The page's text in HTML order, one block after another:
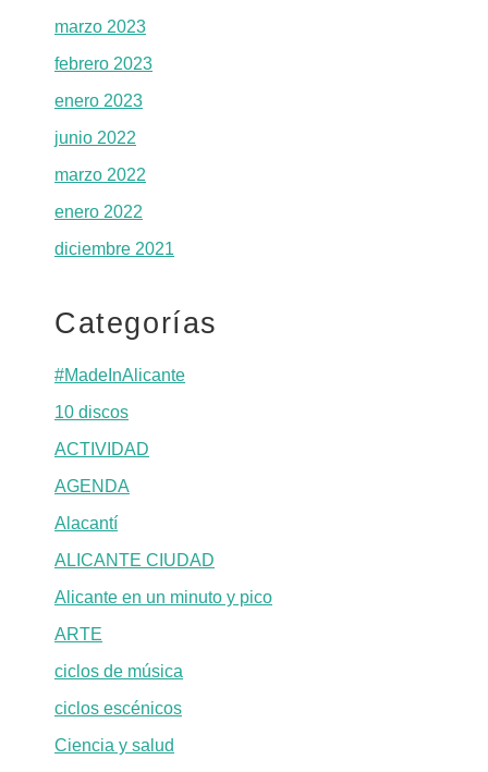
marzo 2023
febrero 2023
enero 2023
junio 2022
marzo 2022
enero 2022
diciembre 2021
Categorías
#MadeInAlicante
10 discos
ACTIVIDAD
AGENDA
Alacantí
ALICANTE CIUDAD
Alicante en un minuto y pico
ARTE
ciclos de música
ciclos escénicos
Ciencia y salud